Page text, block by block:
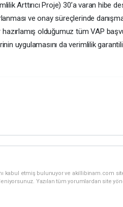
Arttırıcı Proje) 30’a varan hibe
ve onay süreçlerinde
olduğumuz tüm VAP
uygulamasını da verimlilik
kabul etmiş bulunuyor ve akillibinam.com
Yazılan tüm yorumlardan site